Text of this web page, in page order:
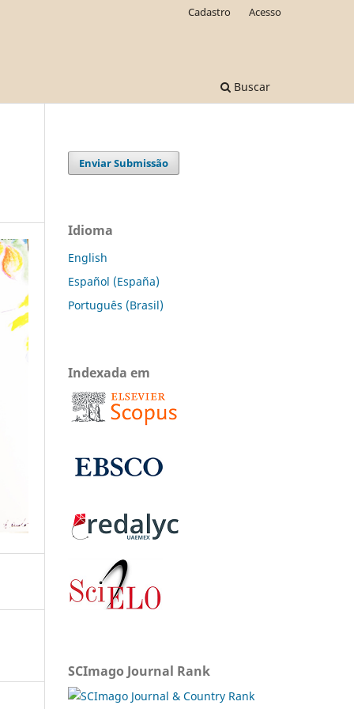
Buscar
Cadastro Acesso
Enviar Submissão
Idioma
English
Español (España)
Português (Brasil)
Indexada em
SCImago Journal Rank